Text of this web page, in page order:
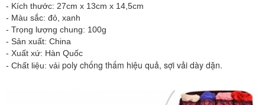
​- Kích thước: 27cm x 13cm x 14,5cm
- Màu sắc: đỏ, xanh
- Trọng lượng chung: 100g
- Sản xuất: China
- Xuất xứ: Hàn Quốc
- Chất liệu: vải poly chống thấm hiệu quả, sợi vải dày dặn.